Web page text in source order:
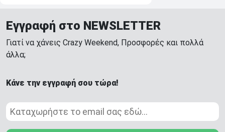
Εγγραφή στο NEWSLETTER
Γιατί να χάνεις Crazy Weekend, Προσφορές και πολλά
άλλα;
Κάνε την εγγραφή σου τώρα!